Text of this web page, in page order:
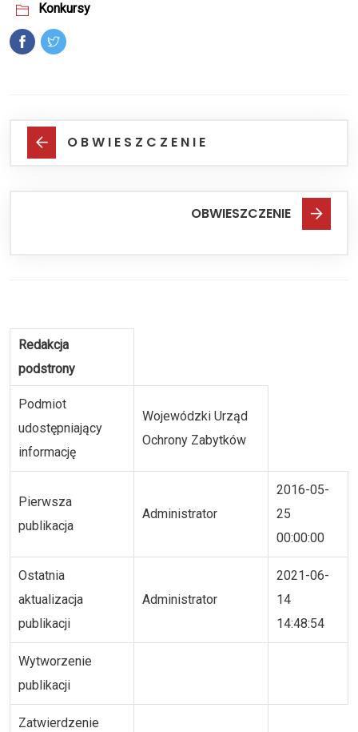
Konkursy
O B W I E S Z C Z E N I E
OBWIESZCZENIE
Redakcja
podstrony
Podmiot
udostępniający
informację
Wojewódzki Urząd
Ochrony Zabytków
Pierwsza
publikacja
Administrator
2016-05-
25
00:00:00
Ostatnia
aktualizacja
publikacji
Administrator
2021-06-
14
14:48:54
Wytworzenie
publikacji
Zatwierdzenie